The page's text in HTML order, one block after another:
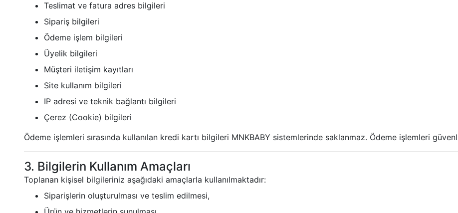
Teslimat ve fatura adres bilgileri
Sipariş bilgileri
Ödeme işlem bilgileri
Üyelik bilgileri
Müşteri iletişim kayıtları
Site kullanım bilgileri
IP adresi ve teknik bağlantı bilgileri
Çerez (Cookie) bilgileri
Ödeme işlemleri sırasında kullanılan kredi kartı bilgileri MNKBABY sistemlerinde saklanmaz. Ödeme işlemleri
3. Bilgilerin Kullanım Amaçları
Toplanan kişisel bilgileriniz aşağıdaki amaçlarla kullanılmaktadır:
Siparişlerin oluşturulması ve teslim edilmesi,